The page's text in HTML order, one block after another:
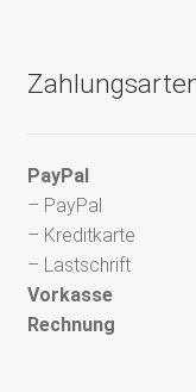
PayPal
– PayPal
– Kreditkarte
– Lastschrift
Vorkasse
Rechnung